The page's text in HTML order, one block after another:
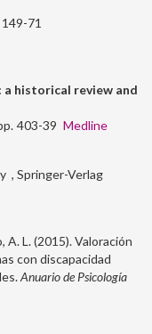
149-71
historical review and
403-39 Medline
Springer-Verlag
A. L. (2015). Valoración
con discapacidad
Anuario de Psicología